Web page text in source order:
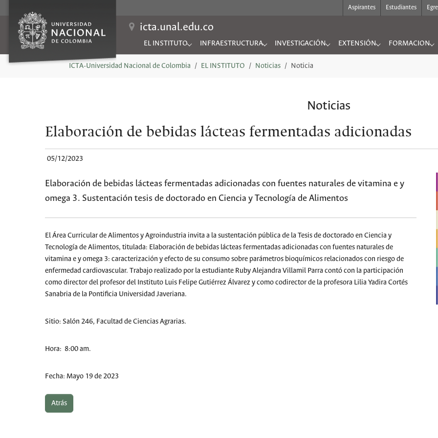
Aspirantes Estudiantes
icta.unal.edu.co
EL INSTITUTO
Submenu for "EL INSTITUTO"
INFRAESTRUCTURA
Submenu for "INFRAESTRUCTURA"
INVESTIGACIÓN
Submenu for "INVESTIGACIÓN"
EXTENSIÓN
Submenu for "EXTENSIÓN"
FORMACION
Submenu for
You are here:
ICTA-Universidad Nacional de Colombia
EL INSTITUTO Noticias Noticia
Noticias
Elaboración de bebidas lácteas fermentadas adicionadas
05/12/2023
Elaboración de bebidas lácteas fermentadas adicionadas con fuentes naturales de vitamina e y
omega 3. Sustentación tesis de doctorado en Ciencia y Tecnología de Alimentos
El Área Curricular de Alimentos y Agroindustria invita a la sustentación pública de la Tesis de doctorado en Ciencia y
Tecnología de Alimentos, titulada: Elaboración de bebidas lácteas fermentadas adicionadas con fuentes naturales de
vitamina e y omega 3: caracterización y efecto de su consumo sobre parámetros bioquímicos relacionados con riesgo de
enfermedad cardiovascular. Trabajo realizado por la estudiante Ruby Alejandra Villamil Parra contó con la participación
como director del profesor del Instituto Luis Felipe Gutiérrez Álvarez y como codirector de la profesora Lilia Yadira Cortés
Sanabria de la Pontificia Universidad Javeriana.
Sitio: Salón 246, Facultad de Ciencias Agrarias.
Hora: 8:00 am.
Fecha: Mayo 19 de 2023
Atrás